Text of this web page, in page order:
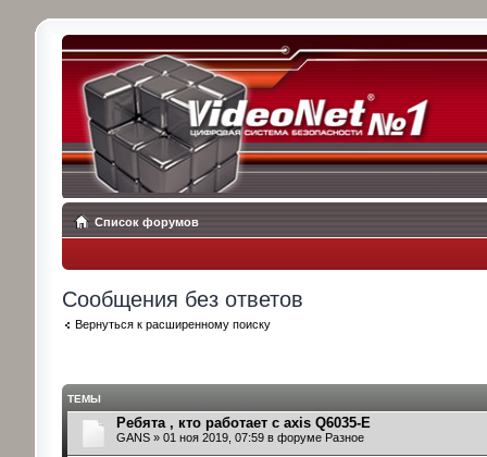
Список форумов
Сообщения без ответов
Вернуться к расширенному поиску
ТЕМЫ
Ребята , кто работает с axis Q6035-E
GANS» 01 ноя 2019, 07:59 в форуме Разное